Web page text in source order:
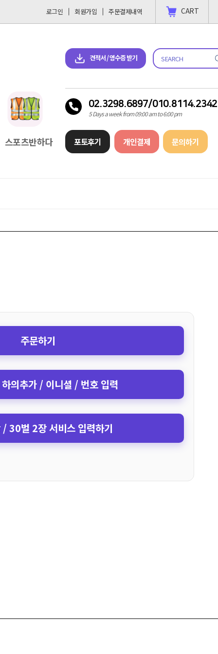
CART
로그인 회원가입 주문결제내역
견적서 / 영수증 받기
02.3298.6897/010.8114.2342
5 Days a week from 09:00 am to 6:00 pm
포토후기 개인결제 문의하기
하고싶을땐? 견적서 & 영수증 다운로드
스포츠반하다
주문하기
의추가 / 이니셜 / 번호 입력
30벌 2장 서비스 입력하기